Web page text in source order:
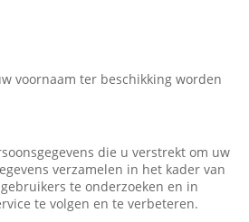
voornaam ter beschikking worden
die u verstrekt om uw
verzamelen in het kader van
te onderzoeken en in
te volgen en te verbeteren.